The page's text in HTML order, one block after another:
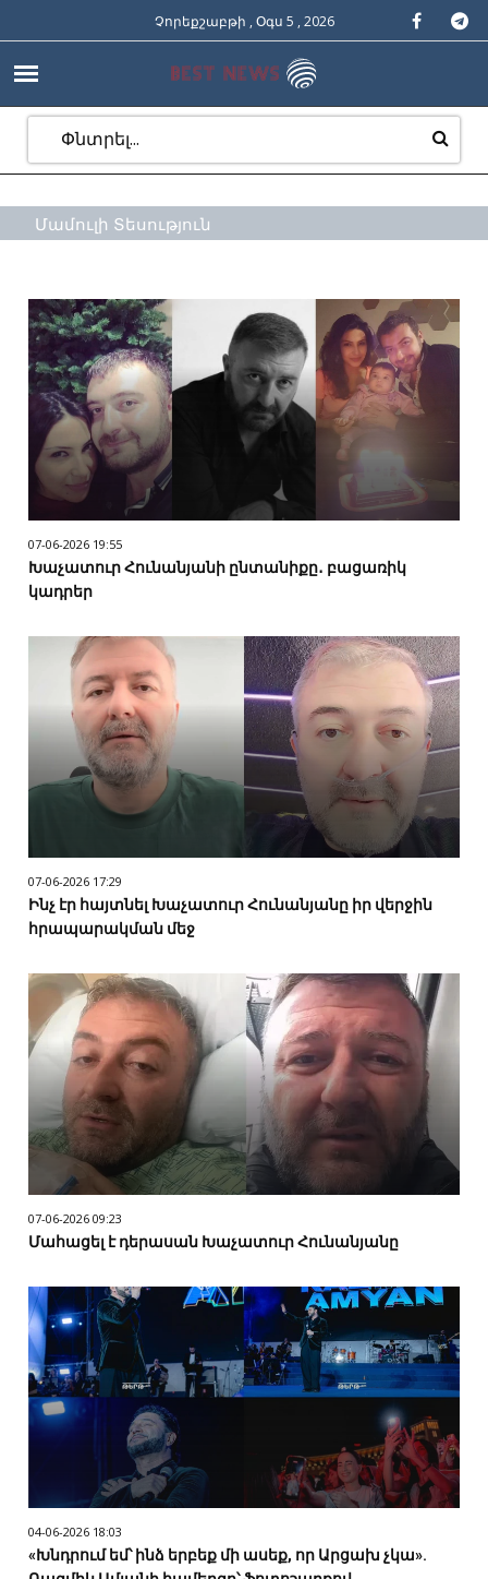
Չորեքշաբթի , Օգս 5 , 2026
Մամուլի Տեսություն
07-06-2026 19:55
Խաչատուր Հունանյանի ընտանիքը․ բացառիկ
կադրեր
07-06-2026 17:29
Ինչ էր հայտնել Խաչատուր Հունանյանը իր վերջին
հրապարակման մեջ
07-06-2026 09:23
Մահացել է դերասան Խաչատուր Հունանյանը
04-06-2026 18:03
«Խնդրում եմ՝ ինձ երբեք մի ասեք, որ Արցախ չկա».